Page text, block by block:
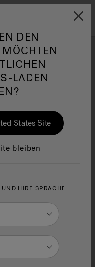
Jacuzzi&reg; EMEA
Whirlpool-
DEN
LADEN
States Site
bleiben
IHRE SPRACHE